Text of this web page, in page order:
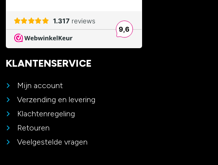
KLANTENSERVICE
Mijn account
Verzending en levering
Klachtenregeling
Retouren
Veelgestelde vragen